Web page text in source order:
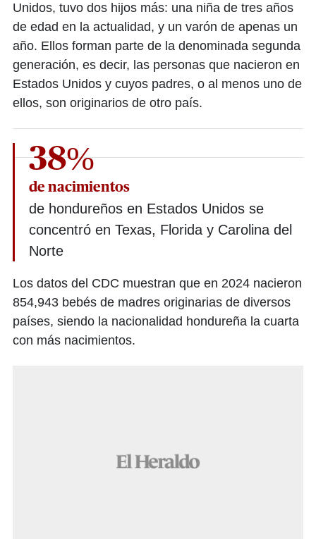
Unidos, tuvo dos hijos más: una niña de tres años
de edad en la actualidad, y un varón de apenas un
año. Ellos forman parte de la denominada segunda
generación, es decir, las personas que nacieron en
Estados Unidos y cuyos padres, o al menos uno de
ellos, son originarios de otro país.
38%
de nacimientos
de hondureños en Estados Unidos se
concentró en Texas, Florida y Carolina del
Norte
Los datos del CDC muestran que en 2024 nacieron
854,943 bebés de madres originarias de diversos
países, siendo la nacionalidad hondureña la cuarta
con más nacimientos.